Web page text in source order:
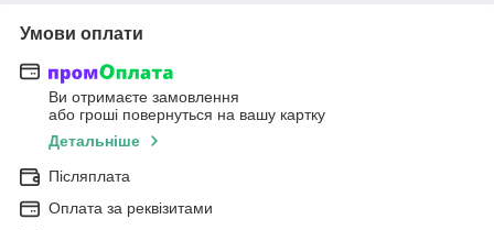
Умови оплати
Ви отримаєте замовлення
або гроші повернуться на вашу картку
Детальніше
Післяплата
Оплата за реквізитами